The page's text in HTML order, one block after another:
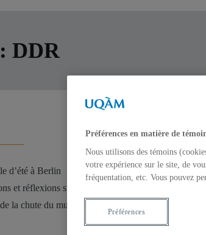
DDR
Photographie
2019
Un retour vers
d’été à Berlin
et réflexions sur
la chute du mur de
Préférences en matière de
Nous utilisons des témoins
votre expérience sur le site, de
fréquentation, etc. Vous pouvez
Préférences